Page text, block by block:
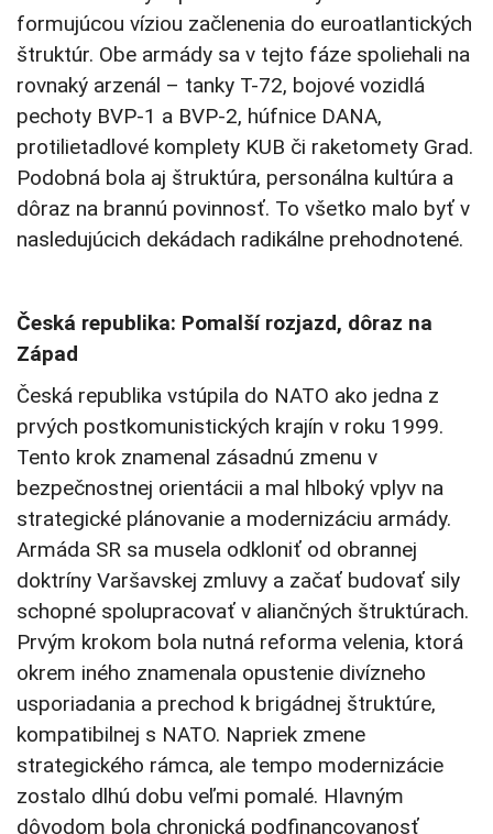
formujúcou víziou začlenenia do euroatlantických
štruktúr. Obe armády sa v tejto fáze spoliehali na
rovnaký arzenál – tanky T-72, bojové vozidlá
pechoty BVP-1 a BVP-2, húfnice DANA,
protilietadlové komplety KUB či raketomety Grad.
Podobná bola aj štruktúra, personálna kultúra a
dôraz na brannú povinnosť. To všetko malo byť v
nasledujúcich dekádach radikálne prehodnotené.
Česká republika: Pomalší rozjazd, dôraz na
Západ
Česká republika vstúpila do NATO ako jedna z
prvých postkomunistických krajín v roku 1999.
Tento krok znamenal zásadnú zmenu v
bezpečnostnej orientácii a mal hlboký vplyv na
strategické plánovanie a modernizáciu armády.
Armáda SR sa musela odkloniť od obrannej
doktríny Varšavskej zmluvy a začať budovať sily
schopné spolupracovať v aliančných štruktúrach.
Prvým krokom bola nutná reforma velenia, ktorá
okrem iného znamenala opustenie divízneho
usporiadania a prechod k brigádnej štruktúre,
kompatibilnej s NATO. Napriek zmene
strategického rámca, ale tempo modernizácie
zostalo dlhú dobu veľmi pomalé. Hlavným
dôvodom bola chronická podfinancovanosť